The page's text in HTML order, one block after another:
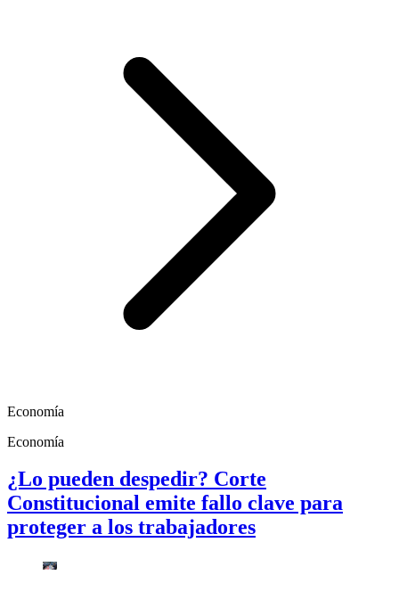
Economía
Economía
¿Lo pueden despedir? Corte
Constitucional emite fallo clave para
proteger a los trabajadores